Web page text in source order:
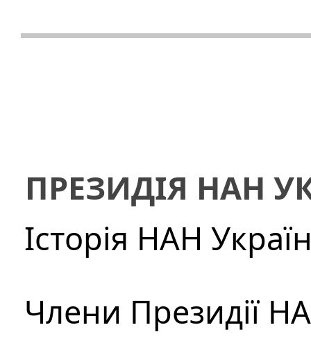
ПРЕЗИДІЯ НАН
Історія НАН
Члени Президії